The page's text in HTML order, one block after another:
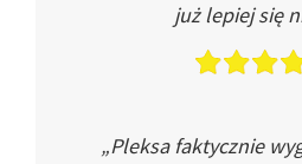
już lepiej się
„Pleksa faktycznie